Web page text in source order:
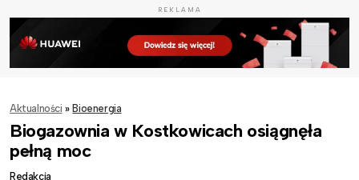
REKLAMA
Aktualności » Bioenergia
Biogazownia w Kostkowicach osiągnęła
pełną moc
Redakcja